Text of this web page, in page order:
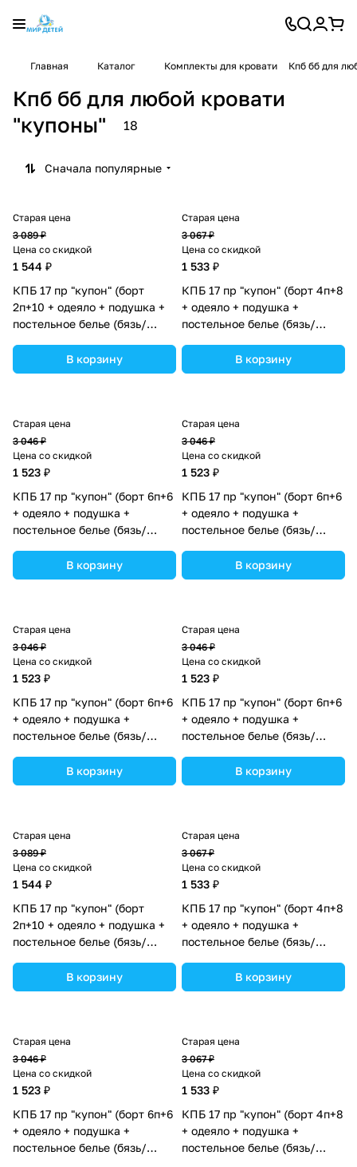
Главная Каталог Комплекты для кровати Кпб бб для
Кпб бб для любой кровати
"купоны"
18
Сначала популярные
Старая цена
3 089 ₽
Цена со скидкой
1 544 ₽
КПБ 17 пр "купон" (борт
2п+10 + одеяло + подушка +
постельное белье (бязь/
(№К207_2а10бб) цвета в
ассортименте.
В корзину
Старая цена
3 067 ₽
Цена со скидкой
1 533 ₽
КПБ 17 пр "купон" (борт 4п+8
+ одеяло + подушка +
постельное белье (бязь/
(№К207_4а8бб) цвета в
ассортименте.
В корзину
Старая цена
3 046 ₽
Цена со скидкой
1 523 ₽
КПБ 17 пр "купон" (борт 6п+6
+ одеяло + подушка +
постельное белье (бязь/
цвета в ассортименте.
В корзину
Старая цена
3 046 ₽
Цена со скидкой
1 523 ₽
КПБ 17 пр "купон" (борт 6п+6
+ одеяло + подушка +
постельное белье (бязь/
цвета в ассортименте.
В корзину
Старая цена
3 046 ₽
Цена со скидкой
1 523 ₽
КПБ 17 пр "купон" (борт 6п+6
+ одеяло + подушка +
постельное белье (бязь/
цвета в ассортименте.
В корзину
Старая цена
3 046 ₽
Цена со скидкой
1 523 ₽
КПБ 17 пр "купон" (борт 6п+6
+ одеяло + подушка +
постельное белье (бязь/
цвета в ассортименте.
В корзину
Старая цена
3 089 ₽
Цена со скидкой
1 544 ₽
КПБ 17 пр "купон" (борт
2п+10 + одеяло + подушка +
постельное белье (бязь/
(№К207_2а10бб_05) цвета в
ассортименте.
В корзину
Старая цена
3 067 ₽
Цена со скидкой
1 533 ₽
КПБ 17 пр "купон" (борт 4п+8
+ одеяло + подушка +
постельное белье (бязь/
(№К207_4а8бб_05) цвета в
ассортименте.
В корзину
Старая цена
3 046 ₽
Цена со скидкой
1 523 ₽
КПБ 17 пр "купон" (борт 6п+6
+ одеяло + подушка +
постельное белье (бязь/
Старая цена
3 067 ₽
Цена со скидкой
1 533 ₽
КПБ 17 пр "купон" (борт 4п+8
+ одеяло + подушка +
постельное белье (бязь/